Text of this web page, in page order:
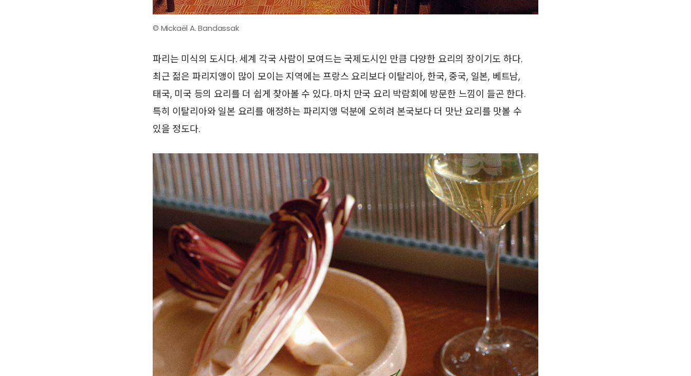
© Mickaël A. Bandassak
파리는 미식의 도시다. 세계 각국 사람이 모여드는 국제도시인 만큼 다양한 요리의 장이기도 하다.
최근 젊은 파리지앵이 많이 모이는 지역에는 프랑스 요리보다 이탈리아, 한국, 중국, 일본, 베트남,
태국, 미국 등의 요리를 더 쉽게 찾아볼 수 있다. 마치 만국 요리 박람회에 방문한 느낌이 들곤 한다.
특히 이탈리아와 일본 요리를 애정하는 파리지앵 덕분에 오히려 본국보다 더 맛난 요리를 맛볼 수
있을 정도다.